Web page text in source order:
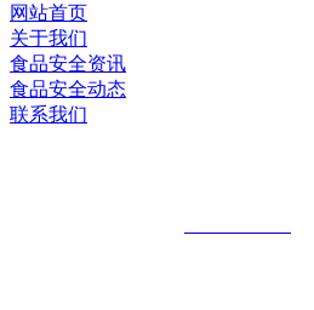
网站首页
关于我们
食品安全资讯
食品安全动态
联系我们